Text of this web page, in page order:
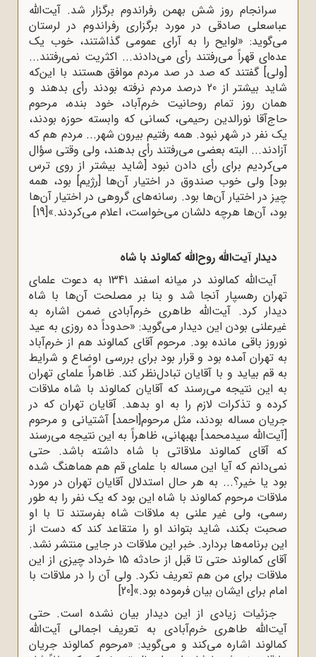
سرانجام روز شش بهمن رفراندوم برگزار شد. آیت‌الله
عباسعلی صادقی در مورد برگزاری رفراندوم در لرستان
می‌گوید: «لوایح را به آرای عمومی گذاشتند، خوب یک
عده‌ای قهراً می‌رفتند رأی می‌دادند... اکثریت نمی‌رفتند...
[ولی] گفتند که صد در صد مردم موافق هستند با این‌که
شاید بیشتر از 20 درصد مردم نرفته بودند رأی بدهند و
همان روز تمام روحانیت خرم‌آباد، خود بنده، مرحوم
حاج‌آقا نورالدین رحیمی، کسانی که وابسته حوزه بودند،
یک نفر در شهر نبود. همه رفتیم بیرون شهر... مردم هم که
آزادند... البته بعضی می‌رفتند رأی بدهند، ولی وقتی سؤال
می‌کردیم برای رأی دادن نبود [شاید بیشتر از روی ترس
بود] ولی خوب صندوق در اختیار آن‌ها [رژیم] بود، همه
چیز در اختیار آن‌ها بود. رسانه‌های گروهی در اختیار آن‌ها
بود، آن‌ها هرچه دلشان می‌خواست، اعلام می‌کردند.»[19]
دیدار آیت‌الله روح‌الله کمالوند با شاه
آیت‌الله کمالوند
در میانه اسفند 1341 به دعوت علمای
تهران رهسپار آنجا شد و بنا بر مصلحت آن‌ها با شاه
دیدار کرد. آیت‌الله طاهری خرم‌آبادی ضمن اشاره به
غیرعلنی بودن این دیدار می‌گوید: «حدوداً ده روزی به عید
نوروز باقی مانده بود. مرحوم آقای کمالوند هم از خرم‌آباد
به تهران آمده بود و قرار بود برای بررسی اوضاع و شرایط
به قم بیاید و با آقایان تبادل‌نظر کند. ظاهراً علمای تهران
به این نتیجه می‌رسند که آقایان کمالوند با شاه ملاقات
کرده و تذکرات لازم را به او بدهد. آقایان تهران که در
جریان مساله بودند، مثل مرحوم[احمد] آشتیانی و مرحوم
[آیت‌الله سیدمحمد] بهبهانی، ظاهراً به این نتیجه می‌رسند
که آقای کمالوند ملاقاتی با شاه داشته باشد. حتی
نمی‌دانم که آیا این مساله با علمای قم هم هماهنگ شده
بود یا خیر؟... به هر حال استدلال آقایان تهران در مورد
ملاقات مرحوم کمالوند با شاه این بود که یک نفر را به طور
رسمی، ولی غیر علنی به ملاقات شاه بفرستند تا با او
صحبت بکند، شاید بتواند او را متقاعد کند که دست از
این برنامه‌ها بردارد. خبر این ملاقات در جایی منتشر نشد.
آقای کمالوند حتی تا قبل از حادثه 15 خرداد چیزی از این
ملاقات برای من هم تعریف نکرد. ولی آن را در ملاقات با
امام برای ایشان بیان فرموده بود.»[20]
جزئیات زیادی از این دیدار بیان نشده است. حتی
آیت‌الله طاهری خرم‌آبادی به تعریف اجمالی آیت‌الله
کمالوند اشاره می‌کند و می‌گوید: «مرحوم کمالوند جریان